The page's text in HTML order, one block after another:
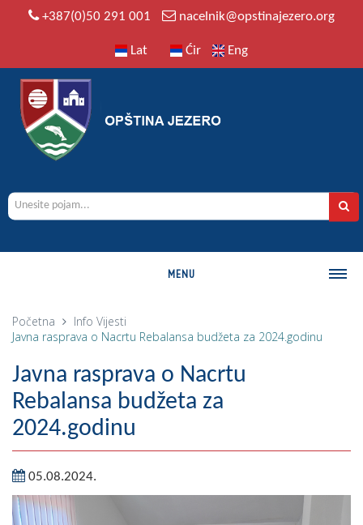
+387(0)50 291 001 nacelnik@opstinajezero.org
Lat Ćir Eng
MENU
Istorija
Geografija
Naseljena mjesta
Fotogalerija
Početna Info Vijesti
Javna rasprava o Nacrtu Rebalansa budžeta za 2024.godinu
Javna rasprava o Nacrtu
Rebalansa budžeta za
2024.godinu
05.08.2024.